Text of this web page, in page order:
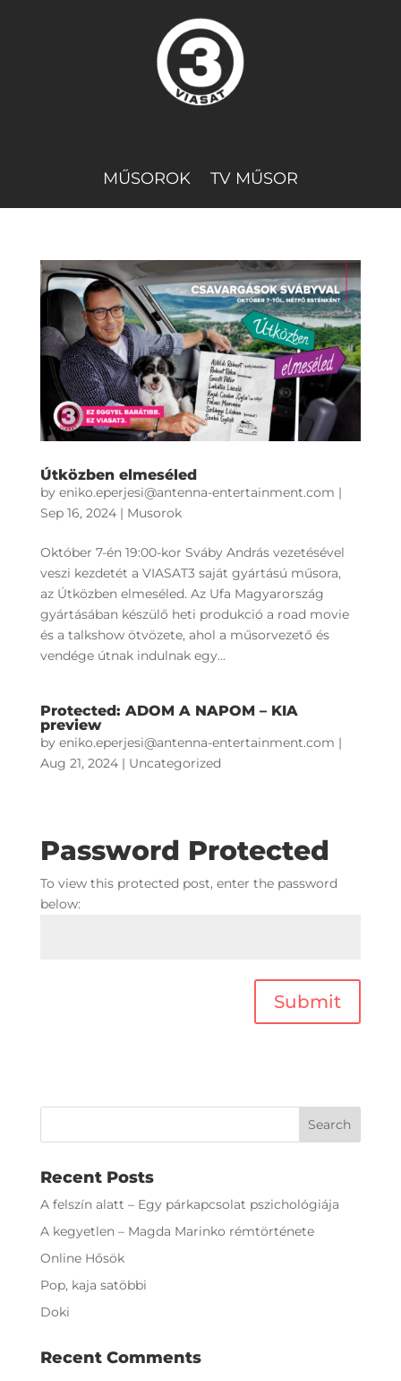
MŰSOROK TV MŰSOR
Útközben elmeséled
by eniko.eperjesi@antenna-entertainment.com |
Sep 16, 2024| Musorok
Október 7-én 19:00-kor Sváby András vezetésével
veszi kezdetét a VIASAT3 saját gyártású műsora,
az Útközben elmeséled. Az Ufa Magyarország
gyártásában készülő heti produkció a road movie
és a talkshow ötvözete, ahol a műsorvezető és
vendége útnak indulnak egy...
Protected: ADOM A NAPOM – KIA
preview
by eniko.eperjesi@antenna-entertainment.com |
Aug 21, 2024| Uncategorized
Password Protected
To view this protected post, enter the password
below:
Submit
Recent Posts
A felszín alatt – Egy párkapcsolat pszichológiája
A kegyetlen – Magda Marinko rémtörténete
Online Hősök
Pop, kaja satöbbi
Doki
Recent Comments